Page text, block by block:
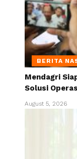
BERITA
Mendagri
Solusi
August 5, 2026